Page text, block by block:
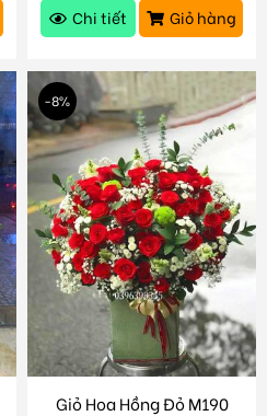
Chi tiết
Giỏ hàng
-8%
Giỏ Hoa Hồng Đỏ M190